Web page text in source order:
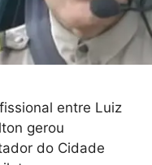
entre Luiz
gerou
do Cidade